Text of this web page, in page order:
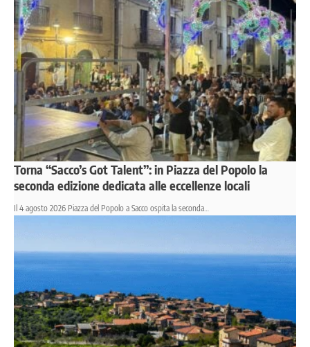
Torna “Sacco’s Got Talent”: in Piazza del Popolo la
seconda edizione dedicata alle eccellenze locali
Il 4 agosto 2026 Piazza del Popolo a Sacco ospita la seconda…